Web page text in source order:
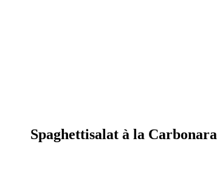
Spaghettisalat à la Carbonara